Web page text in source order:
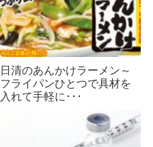
日清のあんかけラーメン～
フライパンひとつで具材を
入れて手軽に･･･